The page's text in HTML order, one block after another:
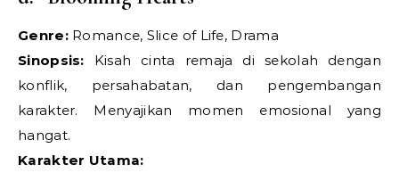
Genre:Romance, Slice of Life, Drama
Sinopsis: Kisah cinta remaja di sekolah dengan
konflik, persahabatan, dan pengembangan
karakter. Menyajikan momen emosional yang
hangat.
Karakter Utama: